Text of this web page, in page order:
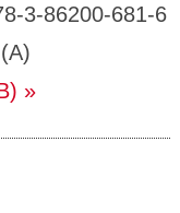
3-86200-681-6